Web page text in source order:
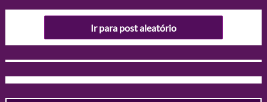
Ir para post aleatório